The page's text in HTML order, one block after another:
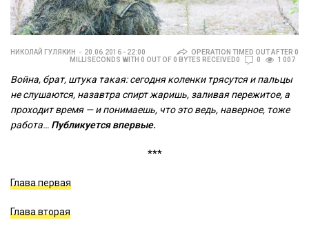
НИКОЛАЙ ГУЛЯКИН 20.06.2016 - 22:00
OPERATION TIMED OUT AFTER 0
MILLISECONDS WITH 0 OUT OF 0 BYTES RECEIVED0
0 1 007
Война, брат, штука такая: сегодня коленки трясутся и пальцы
не слушаются, назавтра спирт жаришь, заливая пережитое, а
проходит время — и понимаешь, что это ведь, наверное, тоже
работа… Публикуется впервые.
***
Глава первая
Глава вторая